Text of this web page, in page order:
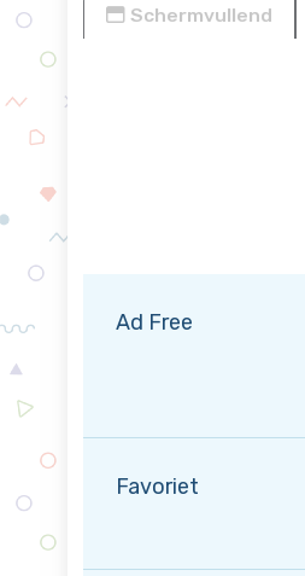
Schermvullend
Ad Free
Favoriet